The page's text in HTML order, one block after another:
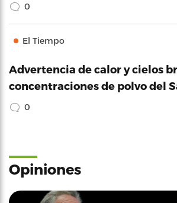
0
El Tiempo
Advertencia de calor y cielos
concentraciones de polvo del
0
Opiniones